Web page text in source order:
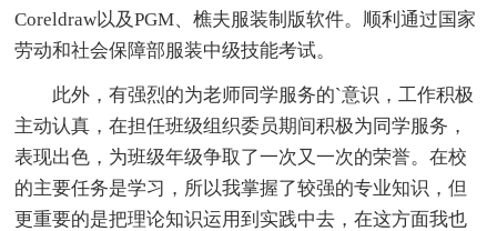
Coreldraw以及PGM、樵夫服装制版软件。顺利通过国家
劳动和社会保障部服装中级技能考试。
此外，有强烈的为老师同学服务的`意识，工作积极
主动认真，在担任班级组织委员期间积极为同学服务，
表现出色，为班级年级争取了一次又一次的荣誉。在校
的主要任务是学习，所以我掌握了较强的专业知识，但
更重要的是把理论知识运用到实践中去，在这方面我也